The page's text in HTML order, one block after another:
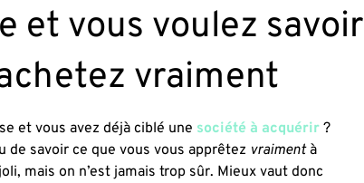
et vous voulez savoir
vraiment
et vous avez déjà ciblé une société à acquérir?
de savoir ce que vous vous apprêtez vraimentà
mais on n’est jamais trop sûr. Mieux vaut donc